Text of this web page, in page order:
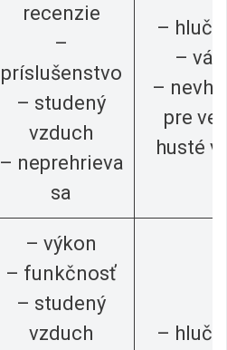
recenzie
–
príslušenstvo
– studený
vzduch
– neprehrieva
sa
–
–
–
pre
husté
– výkon
– funkčnosť
– studený
vzduch
–